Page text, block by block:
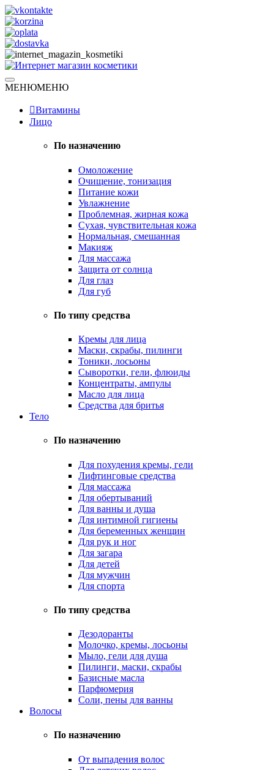
Skip
to
content
Интернет магазин косметики
Натуральная косметика
МЕНЮМЕНЮ
Витамины
Лицо
По назначению
Омоложение
Очищение, тонизация
Питание кожи
Увлажнение
Проблемная, жирная кожа
Сухая, чувствительная кожа
Нормальная, смешанная
Макияж
Для массажа
Защита от солнца
Для глаз
Для губ
По типу средства
Кремы для лица
Маски, скрабы, пилинги
Тоники, лосьоны
Сыворотки, гели, флюиды
Концентраты, ампулы
Масло для лица
Средства для бритья
Тело
По назначению
Для похудения кремы, гели
Лифтинговые средства
Для массажа
Для обертываний
Для ванны и душа
Для интимной гигиены
Для беременных женщин
Для рук и ног
Для загара
Для детей
Для мужчин
Для спорта
По типу средства
Дезодоранты
Молочко, кремы, лосьоны
Мыло, гели для душа
Пилинги, маски, скрабы
Базисные масла
Парфюмерия
Соли, пены для ванны
Волосы
По назначению
От выпадения волос